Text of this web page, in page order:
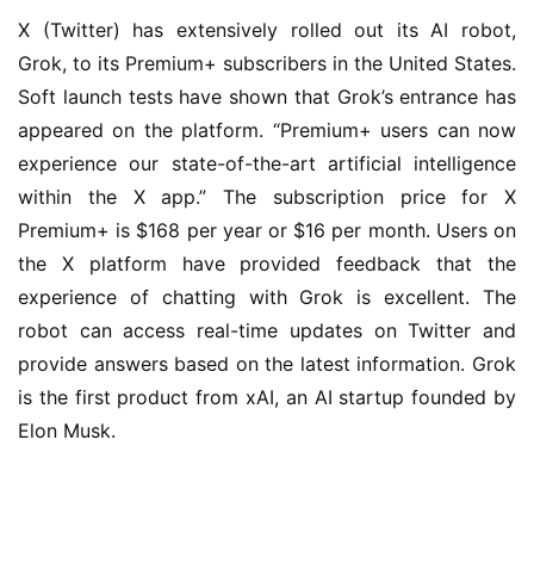
业
界
W
1
1
W
i
n
1
0
X (Twitter) has extensively rolled out its AI robot,
Grok, to its Premium+ subscribers in the United States.
Soft launch tests have shown that Grok’s entrance has
appeared on the platform. “Premium+ users can now
experience our state-of-the-art artificial intelligence
within the X app.” The subscription price for X
Premium+ is $168 per year or $16 per month. Users on
the X platform have provided feedback that the
experience of chatting with Grok is excellent. The
robot can access real-time updates on Twitter and
provide answers based on the latest information. Grok
is the first product from xAI, an AI startup founded by
Elon Musk.